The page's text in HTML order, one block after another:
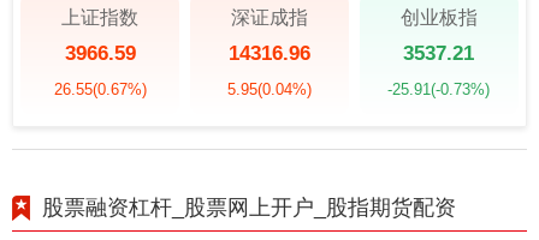
上证指数
3966.59
26.55(0.67%)
深证成指
14316.96
5.95(0.04%)
创业板指
3537.21
-25.91(-0.73%)
股票融资杠杆_股票网上开户_股指期货配资